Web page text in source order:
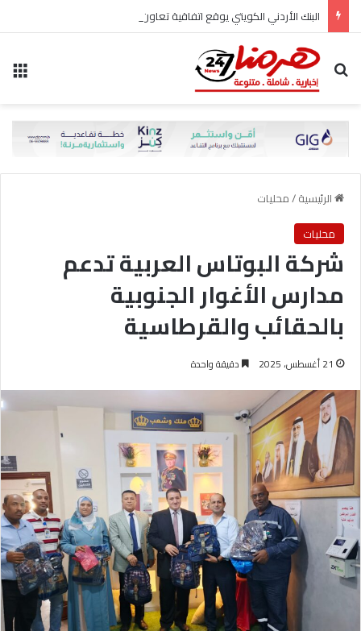
بحث عن
الرئيسية/محليات
محليات
شركة البوتاس العربية تدعم
مدارس الأغوار الجنوبية
بالحقائب والقرطاسية
21 أغسطس، 2025 دقيقة واحدة